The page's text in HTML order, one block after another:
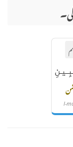
l-